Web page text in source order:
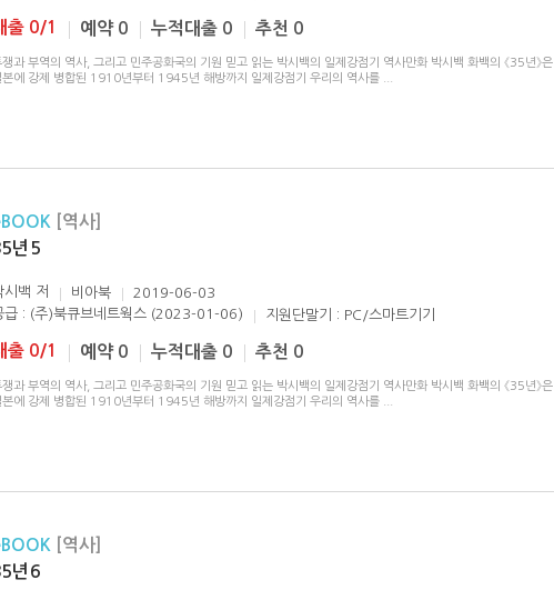
출 0/1 예약 0 누적대출 0 추천 0
쟁과 부역의 역사, 그리고 민주공화국의 기원 믿고 읽는 박시백의 일제강점기 역사만화 박시백 화백의 《35년》은
본에 강제 병합된 1910년부터 1945년 해방까지 일제강점기 우리의 역사를
[역사]
년 5
시백 저 비아북
2019-06-03
급 : (주)북큐브네트웍스 (2023-01-06)
지원단말기 : PC/스마트기기
출 0/1 예약 0 누적대출 0 추천 0
쟁과 부역의 역사, 그리고 민주공화국의 기원 믿고 읽는 박시백의 일제강점기 역사만화 박시백 화백의 《35년》은
본에 강제 병합된 1910년부터 1945년 해방까지 일제강점기 우리의 역사를
[역사]
년 6